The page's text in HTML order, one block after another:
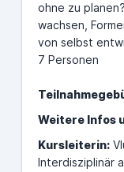
ohne zu
wachsen,
von selbst
7 Personen
Weitere Infos
Kursleiterin:
Interdisziplinär